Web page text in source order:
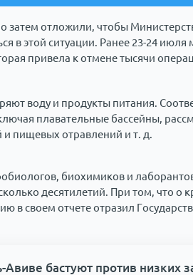
затем отложили, чтобы
в этой ситуации. Ранее 23-24 июля
привела к отмене тысячи
воду и продукты питания.
плавательные бассейны,
пищевых отравлений и т. д.
биохимиков и
десятилетий. При том, что о
в своем отчете отразил
Авиве бастуют против низких